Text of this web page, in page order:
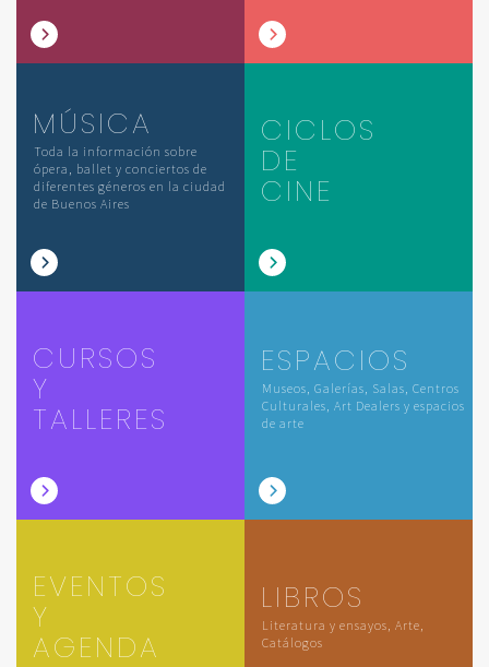
MÚSICA
Toda la información sobre
ópera, ballet y conciertos de
diferentes géneros en la ciudad
de Buenos Aires
CICLOS
DE
CINE
CURSOS
Y
TALLERES
ESPACIOS
Museos, Galerías, Salas, Centros
Culturales, Art Dealers y espacios
de arte
EVENTOS
Y
AGENDA
LIBROS
Literatura y ensayos, Arte,
Catálogos